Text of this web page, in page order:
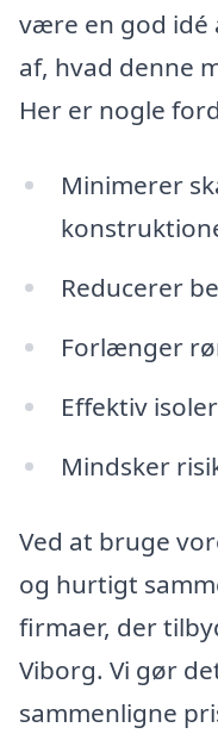
være en god idé
af, hvad denne
Her er nogle
Minimerer
Reducerer
Forlænger
Effektiv
Mindsker
Ved at bruge
og hurtigt
firmaer, der
Viborg. Vi gør
sammenligne